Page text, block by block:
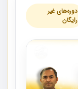
دوره‌های غیر
رایگان